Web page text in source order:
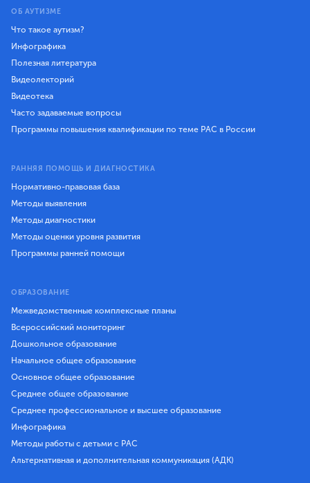
ОБ АУТИЗМЕ
Что такое аутизм?
Инфографика
Полезная литература
Видеолекторий
Видеотека
Часто задаваемые вопросы
Программы повышения квалификации по теме РАС в России
РАННЯЯ ПОМОЩЬ И ДИАГНОСТИКА
Нормативно-правовая база
Методы выявления
Методы диагностики
Методы оценки уровня развития
Программы ранней помощи
ОБРАЗОВАНИЕ
Межведомственные комплексные планы
Всероссийский мониторинг
Дошкольное образование
Начальное общее образование
Основное общее образование
Среднее общее образование
Среднее профессиональное и высшее образование
Инфографика
Методы работы с детьми с РАС
Альтернативная и дополнительная коммуникация (АДК)